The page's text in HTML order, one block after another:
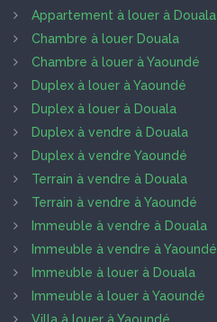
Appartement à louer à Douala
Chambre à louer Douala
Chambre à louer à Yaoundé
Duplex à louer à Yaoundé
Duplex à louer à Douala
Duplex à vendre à Douala
Duplex à vendre Yaoundé
Terrain à vendre à Douala
Terrain à vendre à Yaoundé
Immeuble à vendre à Douala
Immeuble à vendre à Yaoundé
Immeuble à louer à Douala
Immeuble à louer à Yaoundé
Villa à louer à Yaoundé